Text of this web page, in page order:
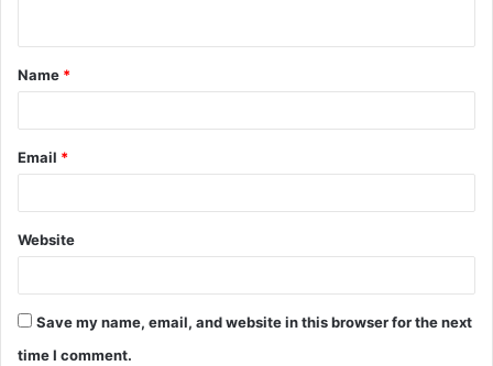
t
*
Name *
Email *
Website
Save my name, email, and website in this browser for the next
time I comment.